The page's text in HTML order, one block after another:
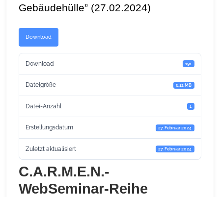
Gebäudehülle” (27.02.2024)
Download
Download 191
Dateigröße 8.12 MB
Datei-Anzahl 1
Erstellungsdatum 27. Februar 2024
Zuletzt aktualisiert 27. Februar 2024
C.A.R.M.E.N.-
WebSeminar-Reihe